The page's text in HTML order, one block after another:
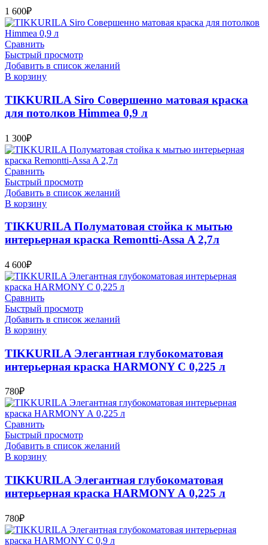
1 600₽
Сравнить
Быстрый просмотр
Добавить в список желаний
В корзину
TIKKURILA Siro Совершенно матовая краска
для потолков Himmea 0,9 л
1 300₽
Сравнить
Быстрый просмотр
Добавить в список желаний
В корзину
TIKKURILA Полуматовая стойка к мытью
интерьерная краска Remontti-Assa A 2,7л
4 600₽
Сравнить
Быстрый просмотр
Добавить в список желаний
В корзину
TIKKURILA Элегантная глубокоматовая
интерьерная краска HARMONY С 0,225 л
780₽
Сравнить
Быстрый просмотр
Добавить в список желаний
В корзину
TIKKURILA Элегантная глубокоматовая
интерьерная краска HARMONY А 0,225 л
780₽